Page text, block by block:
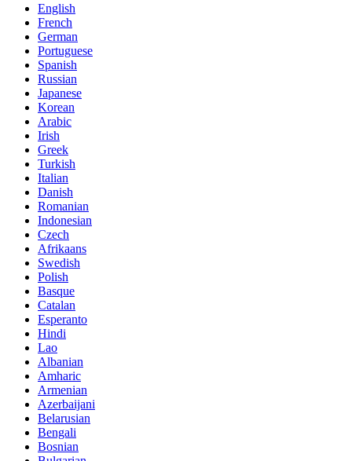
English
French
German
Portuguese
Spanish
Russian
Japanese
Korean
Arabic
Irish
Greek
Turkish
Italian
Danish
Romanian
Indonesian
Czech
Afrikaans
Swedish
Polish
Basque
Catalan
Esperanto
Hindi
Lao
Albanian
Amharic
Armenian
Azerbaijani
Belarusian
Bengali
Bosnian